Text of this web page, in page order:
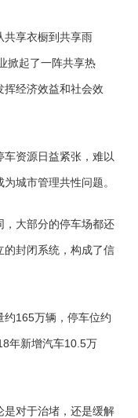
共享衣橱到共享雨
掀起了一阵共享热
挥经济效益和社会效
资源日益紧张，难以
城市管理共性问题。
，大部分的停车场都还
的封闭系统，构成了信
约165万辆，停车位约
年新增汽车10.5万
是对于治堵，还是缓解